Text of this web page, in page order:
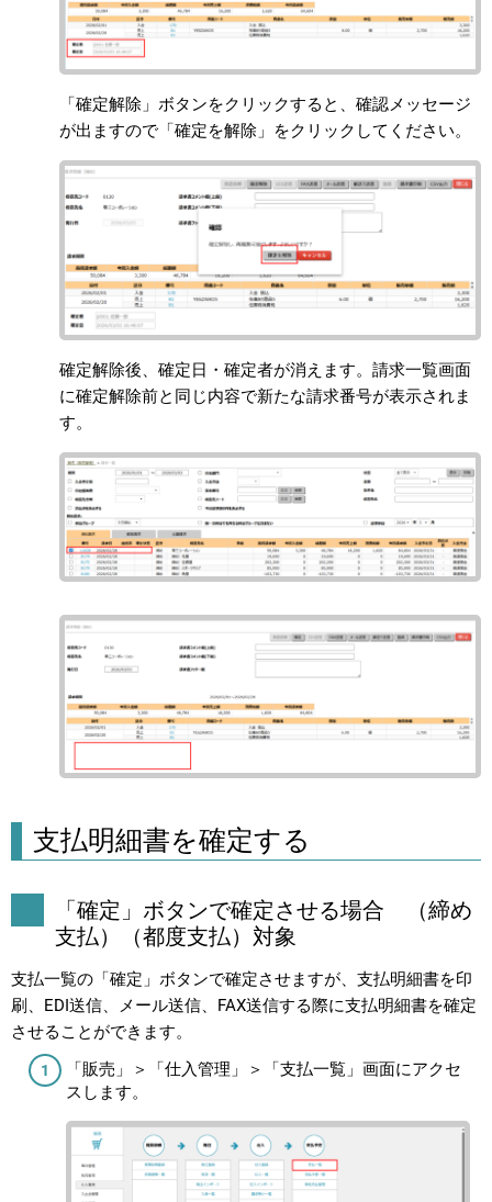
「確定解除」ボタンをクリックすると、確認メッセージ
が出ますので「確定を解除」をクリックしてください。
確定解除後、確定日・確定者が消えます。請求一覧画面
に確定解除前と同じ内容で新たな請求番号が表示されま
す。
支払明細書を確定する
「確定」ボタンで確定させる場合 （締め
支払）（都度支払）対象
支払一覧の「確定」ボタンで確定させますが、支払明細書を印
刷、EDI送信、メール送信、FAX送信する際に支払明細書を確定
させることができます。
「販売」＞「仕入管理」＞「支払一覧」画面にアクセ
スします。